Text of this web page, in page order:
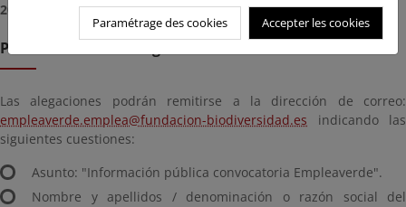
2023
lundi, décembre 11, 2023
Présentation des allégations
Las alegaciones podrán remitirse a la dirección de correo:
empleaverde.emplea@fundacion-biodiversidad.es indicando las
siguientes cuestiones:
Asunto: "Información pública convocatoria Empleaverde".
Nombre y apellidos / denominación o razón social del
Paramétrage des cookies Accepter les cookies